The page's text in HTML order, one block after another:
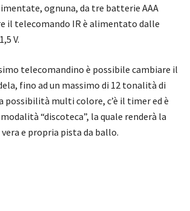
ognuna, da tre batterie AAA
il telecomando IR è alimentato dalle
V.
telecomandino è possibile cambiare il
fino ad un massimo di 12 tonalità di
possibilità multi colore, c’è il timer ed è
“discoteca”, la quale renderà la
e propria pista da ballo.